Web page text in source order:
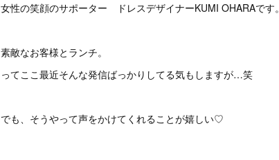
女性の笑顔のサポーター ドレスデザイナーKUMI OHARAです。
素敵なお客様とランチ。
ってここ最近そんな発信ばっかりしてる気もしますが…笑
でも、そうやって声をかけてくれることが嬉しい♡